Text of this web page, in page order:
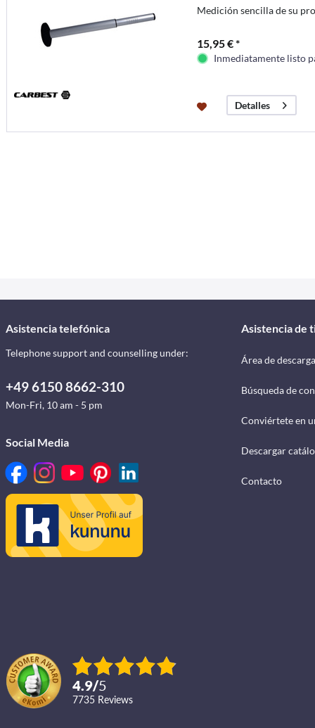
Medición sencilla de su
15,95 € *
Inmediatamente listo
Detalles
Asistencia telefónica
Telephone support and counselling under:
+49 6150 8662-310
Mon-Fri, 10 am - 5 pm
Social Media
4.9/5
7735 reviews
Asistencia de
Área de descarga
Búsqueda de
Conviértete en
Descargar
Contacto